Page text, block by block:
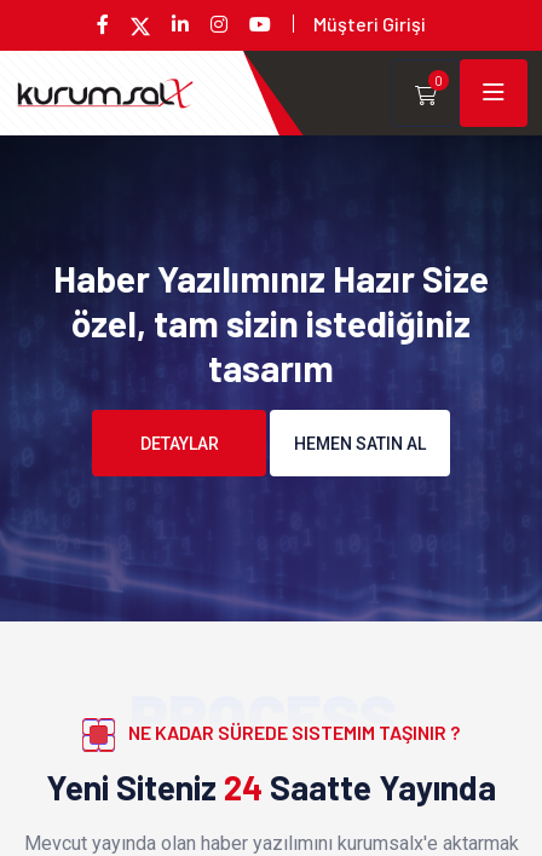
Müşteri Girişi
0
Haber Yazılımınız Hazır Size
özel, tam sizin istediğiniz
tasarım
DETAYLAR HEMEN SATIN AL
PROCESS
NE KADAR SÜREDE SISTEMIM TAŞINIR ?
Yeni Siteniz 24 Saatte Yayında
Mevcut yayında olan haber yazılımını kurumsalx'e aktarmak